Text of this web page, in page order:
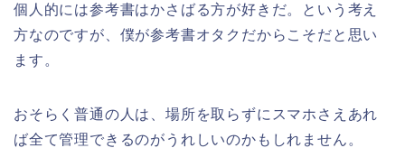
個人的には参考書はかさばる方が好きだ。という考え
方なのですが、僕が参考書オタクだからこそだと思い
ます。
おそらく普通の人は、場所を取らずにスマホさえあれ
ば全て管理できるのがうれしいのかもしれません。